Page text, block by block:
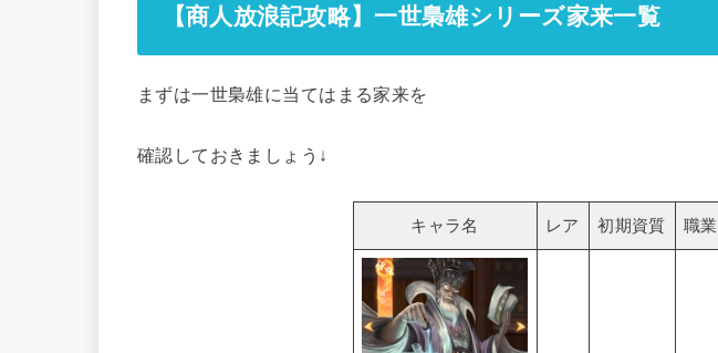
【商人放浪記攻略】一世梟雄シリーズ家来一覧
まずは一世梟雄に当てはまる家来を
確認しておきましょう↓
キャラ名 レア 初期資質 職業